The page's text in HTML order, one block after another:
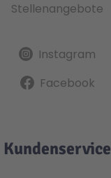
Stellenangebote
Instagram
Facebook
Kundenservice